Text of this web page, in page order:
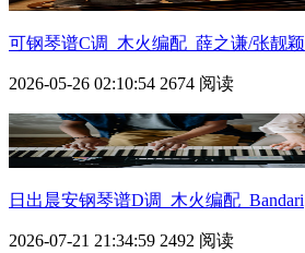
可钢琴谱C调_木火编配_薛之谦/张靓颖
2026-05-26 02:10:54 2674 阅读
日出晨安钢琴谱D调_木火编配_Bandari
2026-07-21 21:34:59 2492 阅读